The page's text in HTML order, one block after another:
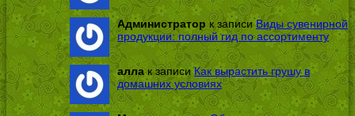
Администратор к записиВиды сувенирной
продукции: полный гид по ассортименту
аллак записиКак вырастить грушу в
домашних условиях